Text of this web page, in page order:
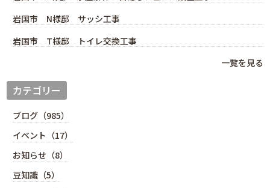
岩国市 N様邸 サッシ工事
岩国市 T様邸 トイレ交換工事
一覧を見る
カテゴリー
ブログ（985）
イベント（17）
お知らせ（8）
豆知識（5）